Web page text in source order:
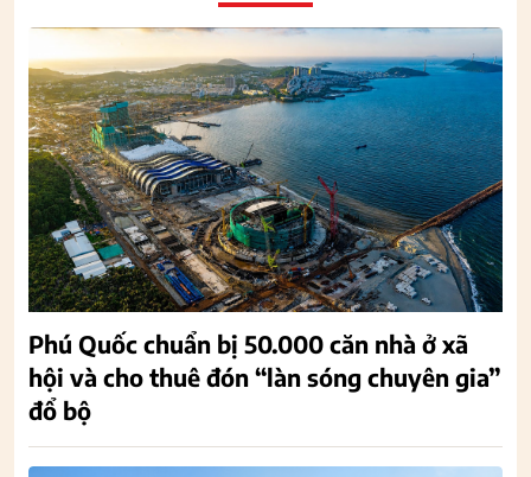
Phú Quốc chuẩn bị 50.000 căn nhà ở xã
hội và cho thuê đón “làn sóng chuyên gia”
đổ bộ